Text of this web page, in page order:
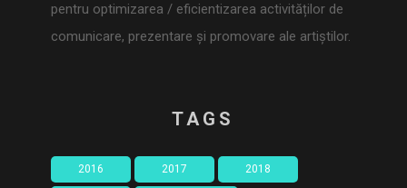
pentru optimizarea / eficientizarea activităților de
comunicare, prezentare și promovare ale artiștilor.
TAGS
2016 2017 2018